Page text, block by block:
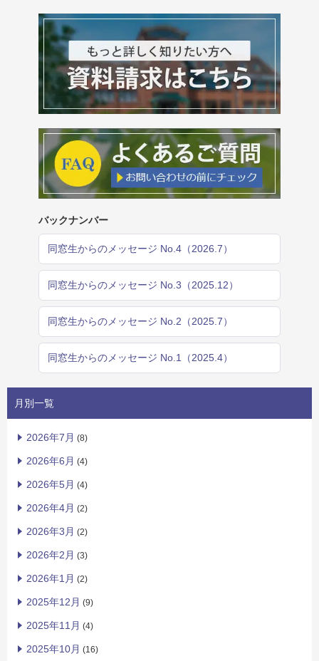
バックナンバー
同窓生からのメッセージ No.4（2026.7）
同窓生からのメッセージ No.3（2025.12）
同窓生からのメッセージ No.2（2025.7）
同窓生からのメッセージ No.1（2025.4）
月別一覧
2026年7月 (8)
2026年6月 (4)
2026年5月 (4)
2026年4月 (2)
2026年3月 (2)
2026年2月 (3)
2026年1月 (2)
2025年12月 (9)
2025年11月 (4)
2025年10月 (16)